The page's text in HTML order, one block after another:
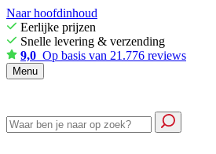
Naar hoofdinhoud
Eerlijke prijzen
Snelle levering & verzending
9,0 Op basis van 21.776 reviews
Menu